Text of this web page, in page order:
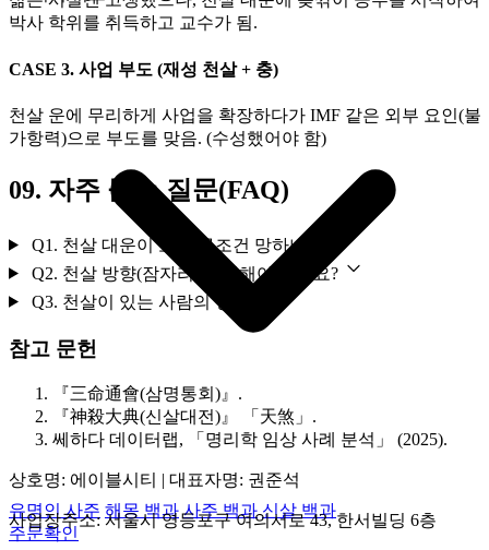
유명인 사주 해몽 백과 사주 백과 신살 백과
주문확인
박사 학위를 취득하고 교수가 됨.
CASE 3. 사업 부도 (재성 천살 + 충)
천살 운에 무리하게 사업을 확장하다가 IMF 같은 외부 요인(불
가항력)으로 부도를 맞음. (수성했어야 함)
09. 자주 묻는 질문(FAQ)
Q1. 천살 대운이 오면 무조건 망하나요?
Q2. 천살 방향(잠자리)은 피해야 하나요?
Q3. 천살이 있는 사람의 성격은?
참고 문헌
『三命通會(삼명통회)』.
『神殺大典(신살대전)』 「天煞」.
쎄하다 데이터랩, 「명리학 임상 사례 분석」 (2025).
상호명: 에이블시티 | 대표자명: 권준석
사업장주소: 서울시 영등포구 여의서로 43, 한서빌딩 6층